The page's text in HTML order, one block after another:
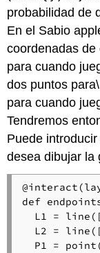
probabilidad de
En el Sabio
coordenadas
para cuando
dos puntos para
para cuando
Tendremos
Puede
desea dibujar la
def
L1 =
L2 =
P1 =